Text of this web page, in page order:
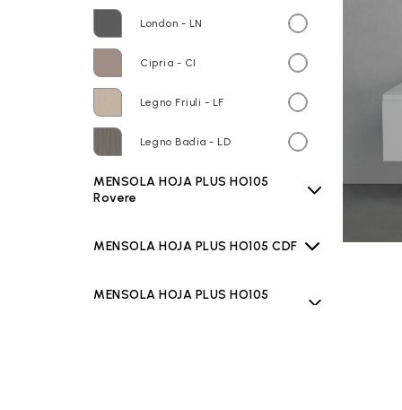
London - LN
Cipria - CI
Legno Friuli - LF
Legno Badia - LD
MENSOLA HOJA PLUS HO105
Rovere
MENSOLA HOJA PLUS HO105 CDF
MENSOLA HOJA PLUS HO105